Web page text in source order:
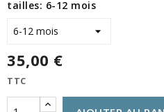
tailles: 6-12 mois
35,00 €
TTC